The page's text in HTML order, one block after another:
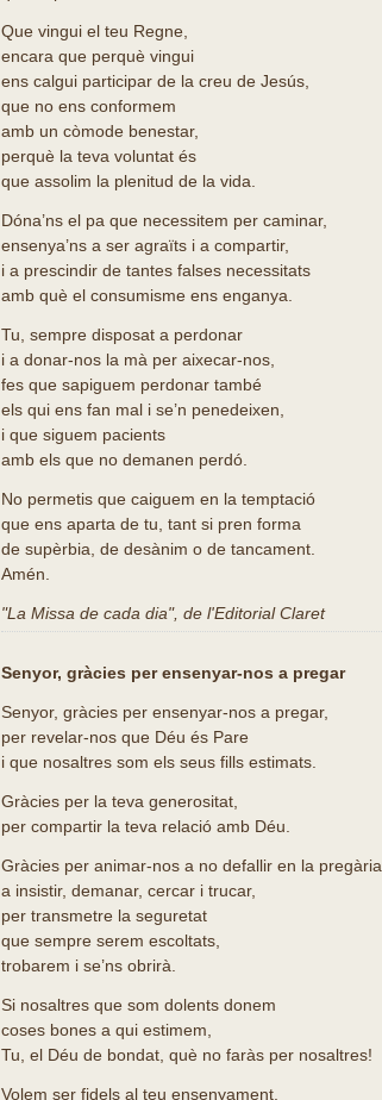
Que vingui el teu Regne,
encara que perquè vingui
ens calgui participar de la creu de Jesús,
que no ens conformem
amb un còmode benestar,
perquè la teva voluntat és
que assolim la plenitud de la vida.
Dóna’ns el pa que necessitem per caminar,
ensenya’ns a ser agraïts i a compartir,
i a prescindir de tantes falses necessitats
amb què el consumisme ens enganya.
Tu, sempre disposat a perdonar
i a donar-nos la mà per aixecar-nos,
fes que sapiguem perdonar també
els qui ens fan mal i se’n penedeixen,
i que siguem pacients
amb els que no demanen perdó.
No permetis que caiguem en la temptació
que ens aparta de tu, tant si pren forma
de supèrbia, de desànim o de tancament.
Amén.
"La Missa de cada dia", de l'Editorial Claret
Senyor, gràcies per ensenyar-nos a pregar
Senyor, gràcies per ensenyar-nos a pregar,
per revelar-nos que Déu és Pare
i que nosaltres som els seus fills estimats.
Gràcies per la teva generositat,
per compartir la teva relació amb Déu.
Gràcies per animar-nos a no defallir en la pregària,
a insistir, demanar, cercar i trucar,
per transmetre la seguretat
que sempre serem escoltats,
trobarem i se’ns obrirà.
Si nosaltres que som dolents donem
coses bones a qui estimem,
Tu, el Déu de bondat, què no faràs per nosaltres!
Volem ser fidels al teu ensenyament,